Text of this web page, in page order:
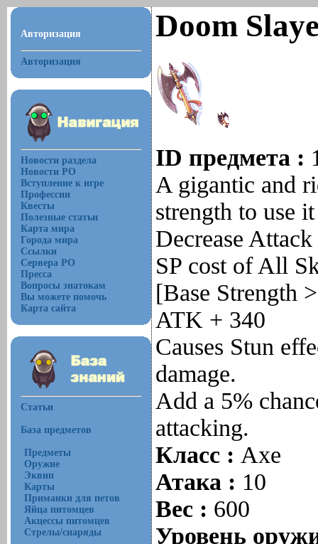
Авторизация
Авторизация
Новости раздела
Новости РО
Вступление к игре
Профессии
Квесты
Полезные статьи
Карта мира
Города мира
Ссылки
Сервера РО
Пресса
Вопросы знатокам
Вы можете помочь
Карта сайта
Статьи
База предметов
Предметы
Оружие
Эквип
Карты
Приманки для петов
Яйца питомцев
Акцессы питомцев
Стрелы/снаряды
Doom
ID предмета :
A gigantic and
strength to use
Decrease
SP cost of All
[Base Strength
ATK + 340
Causes Stun
damage.
Add a 5%
attacking.
Класс : Axe
Атака : 10
Вес : 600
Уровень